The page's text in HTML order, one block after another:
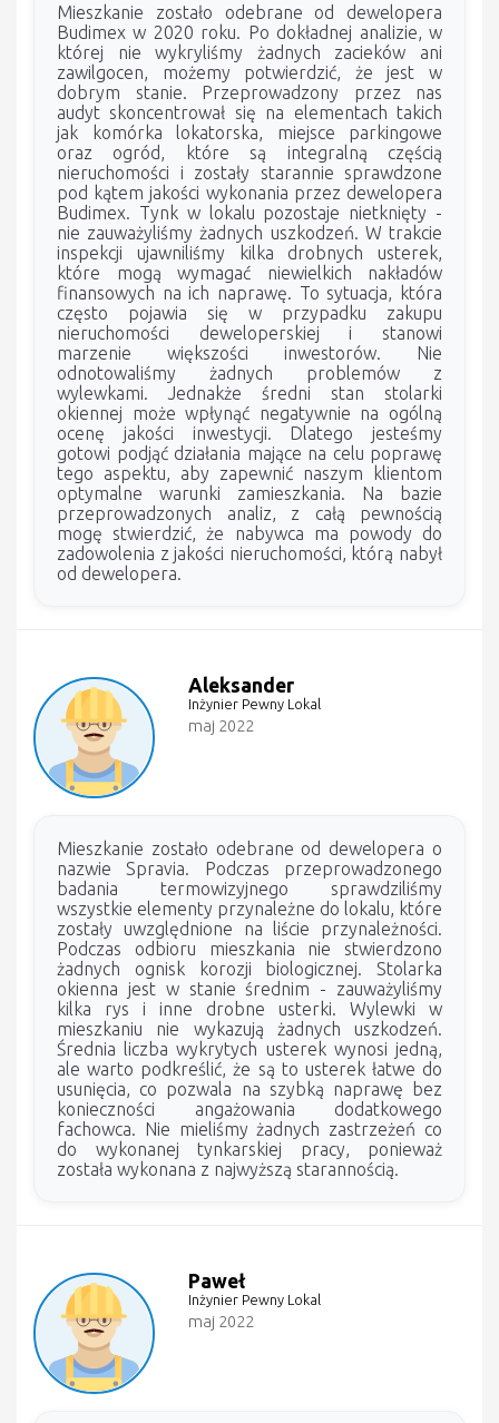
Mieszkanie zostało odebrane od dewelopera
Budimex w 2020 roku. Po dokładnej analizie, w
której nie wykryliśmy żadnych zacieków ani
zawilgocen, możemy potwierdzić, że jest w
dobrym stanie. Przeprowadzony przez nas
audyt skoncentrował się na elementach takich
jak komórka lokatorska, miejsce parkingowe
oraz ogród, które są integralną częścią
nieruchomości i zostały starannie sprawdzone
pod kątem jakości wykonania przez dewelopera
Budimex. Tynk w lokalu pozostaje nietknięty -
nie zauważyliśmy żadnych uszkodzeń. W trakcie
inspekcji ujawniliśmy kilka drobnych usterek,
które mogą wymagać niewielkich nakładów
finansowych na ich naprawę. To sytuacja, która
często pojawia się w przypadku zakupu
nieruchomości deweloperskiej i stanowi
marzenie większości inwestorów. Nie
odnotowaliśmy żadnych problemów z
wylewkami. Jednakże średni stan stolarki
okiennej może wpłynąć negatywnie na ogólną
ocenę jakości inwestycji. Dlatego jesteśmy
gotowi podjąć działania mające na celu poprawę
tego aspektu, aby zapewnić naszym klientom
optymalne warunki zamieszkania. Na bazie
przeprowadzonych analiz, z całą pewnością
mogę stwierdzić, że nabywca ma powody do
zadowolenia z jakości nieruchomości, którą nabył
od dewelopera.
Aleksander
Inżynier Pewny Lokal
maj 2022
Mieszkanie zostało odebrane od dewelopera o
nazwie Spravia. Podczas przeprowadzonego
badania termowizyjnego sprawdziliśmy
wszystkie elementy przynależne do lokalu, które
zostały uwzględnione na liście przynależności.
Podczas odbioru mieszkania nie stwierdzono
żadnych ognisk korozji biologicznej. Stolarka
okienna jest w stanie średnim - zauważyliśmy
kilka rys i inne drobne usterki. Wylewki w
mieszkaniu nie wykazują żadnych uszkodzeń.
Średnia liczba wykrytych usterek wynosi jedną,
ale warto podkreślić, że są to usterek łatwe do
usunięcia, co pozwala na szybką naprawę bez
konieczności angażowania dodatkowego
fachowca. Nie mieliśmy żadnych zastrzeżeń co
do wykonanej tynkarskiej pracy, ponieważ
została wykonana z najwyższą starannością.
Paweł
Inżynier Pewny Lokal
maj 2022